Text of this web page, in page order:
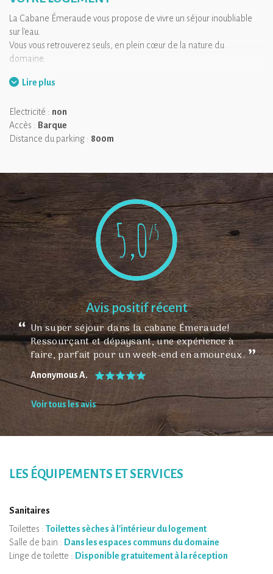
La Cabane Émeraude vous propose de vivre un séjour inoubliable
sur l'eau.
Vous vous retrouverez seuls, en plein cœur de la nature du
domaine.
On aime :Être dans un lieu caché, à l'abri des regards
Lire plus
Electricité : non
Accès : Barque
Distance du parking : 800m
5,0/5
Avis positif récent
Un super séjour dans la cabane Émeraude!
Ressourçant et dépaysant, une expérience à
faire, parfait pour un week-end en amoureux.
Anonymous A.
Voir tous les avis
LES ÉQUIPEMENTS ET SERVICES
Sanitaires
Toilettes : Toilettes sèches à l'intérieur du logement
Salle de bain : Dans les espaces communs du domaine
Linge de toilette : Disponible gratuitement à la réception